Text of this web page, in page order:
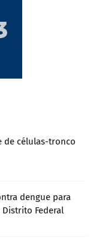
de células-tronco
dengue para
Federal